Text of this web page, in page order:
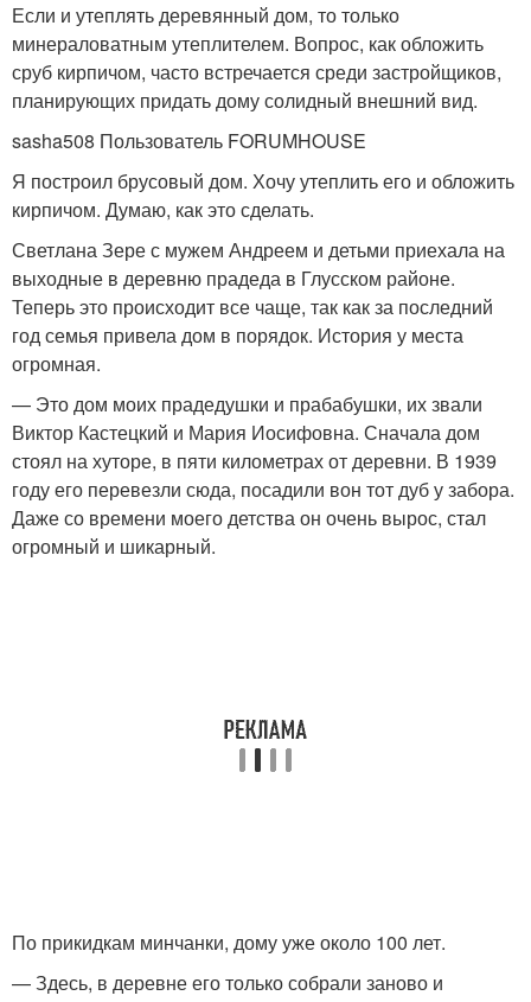
Если и утеплять деревянный дом, то только
минераловатным утеплителем. Вопрос, как обложить
сруб кирпичом, часто встречается среди застройщиков,
планирующих придать дому солидный внешний вид.
sasha508 Пользователь FORUMHOUSE
Я построил брусовый дом. Хочу утеплить его и обложить
кирпичом. Думаю, как это сделать.
Светлана Зере с мужем Андреем и детьми приехала на
выходные в деревню прадеда в Глусском районе.
Теперь это происходит все чаще, так как за последний
год семья привела дом в порядок. История у места
огромная.
— Это дом моих прадедушки и прабабушки, их звали
Виктор Кастецкий и Мария Иосифовна. Сначала дом
стоял на хуторе, в пяти километрах от деревни. В 1939
году его перевезли сюда, посадили вон тот дуб у забора.
Даже со времени моего детства он очень вырос, стал
огромный и шикарный.
По прикидкам минчанки, дому уже около 100 лет.
— Здесь, в деревне его только собрали заново и